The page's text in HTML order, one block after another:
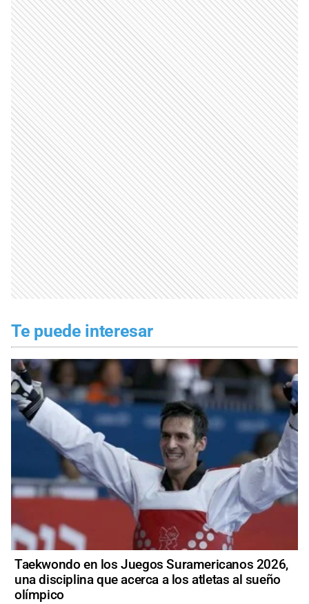
Te puede interesar
Taekwondo en los Juegos Suramericanos 2026,
una disciplina que acerca a los atletas al sueño
olímpico